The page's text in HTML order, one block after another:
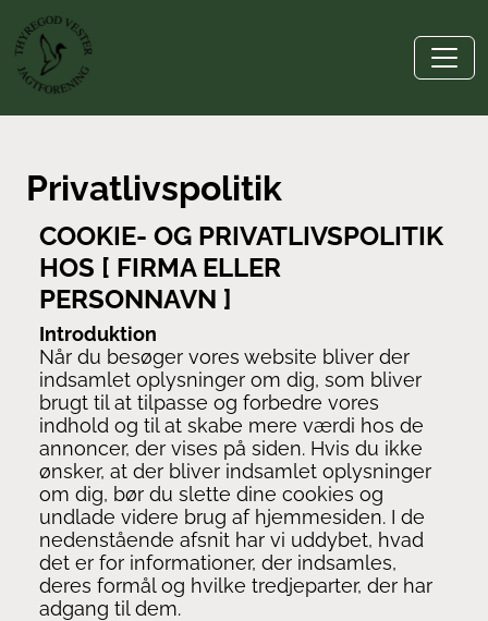
Privatlivspolitik
COOKIE- OG PRIVATLIVSPOLITIK
HOS [ FIRMA ELLER
PERSONNAVN ]
Introduktion
Når du besøger vores website bliver der
indsamlet oplysninger om dig, som bliver
brugt til at tilpasse og forbedre vores
indhold og til at skabe mere værdi hos de
annoncer, der vises på siden. Hvis du ikke
ønsker, at der bliver indsamlet oplysninger
om dig, bør du slette dine cookies og
undlade videre brug af hjemmesiden. I de
nedenstående afsnit har vi uddybet, hvad
det er for informationer, der indsamles,
deres formål og hvilke tredjeparter, der har
adgang til dem.